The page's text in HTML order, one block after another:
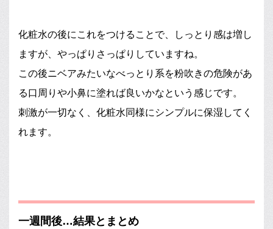
化粧水の後にこれをつけることで、しっとり感は増し
ますが、やっぱりさっぱりしていますね。
この後ニベアみたいなべっとり系を粉吹きの危険があ
る口周りや小鼻に塗れば良いかなという感じです。
刺激が一切なく、化粧水同様にシンプルに保湿してく
れます。
一週間後…結果とまとめ